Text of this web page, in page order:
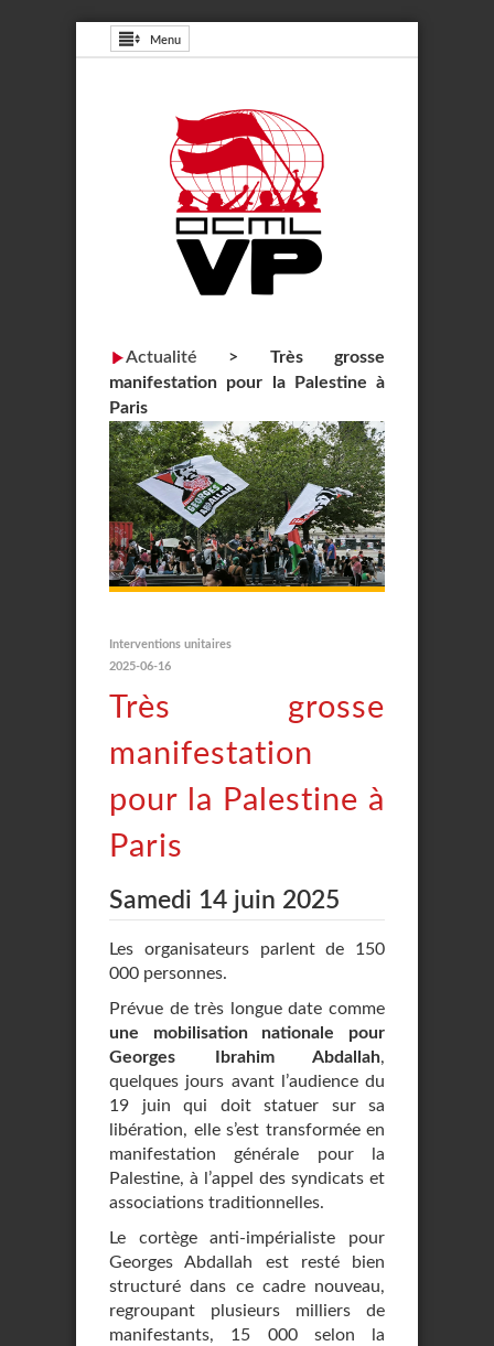
Menu
Actualité > Très grosse
manifestation pour la Palestine à
Paris
Interventions unitaires
2025-06-16
Très grosse
manifestation
pour la Palestine à
Paris
Samedi 14 juin 2025
Les organisateurs parlent de 150
000 personnes.
Prévue de très longue date comme
une mobilisation nationale pour
Georges Ibrahim Abdallah,
quelques jours avant l’audience du
19 juin qui doit statuer sur sa
libération, elle s’est transformée en
manifestation générale pour la
Palestine, à l’appel des syndicats et
associations traditionnelles.
Le cortège anti-impérialiste pour
Georges Abdallah est resté bien
structuré dans ce cadre nouveau,
regroupant plusieurs milliers de
manifestants, 15 000 selon la